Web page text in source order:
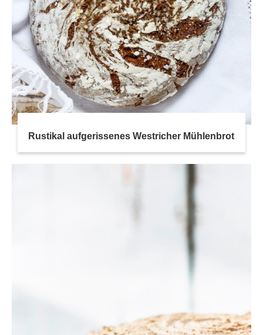
Rustikal aufgerissenes Westricher Mühlenbrot